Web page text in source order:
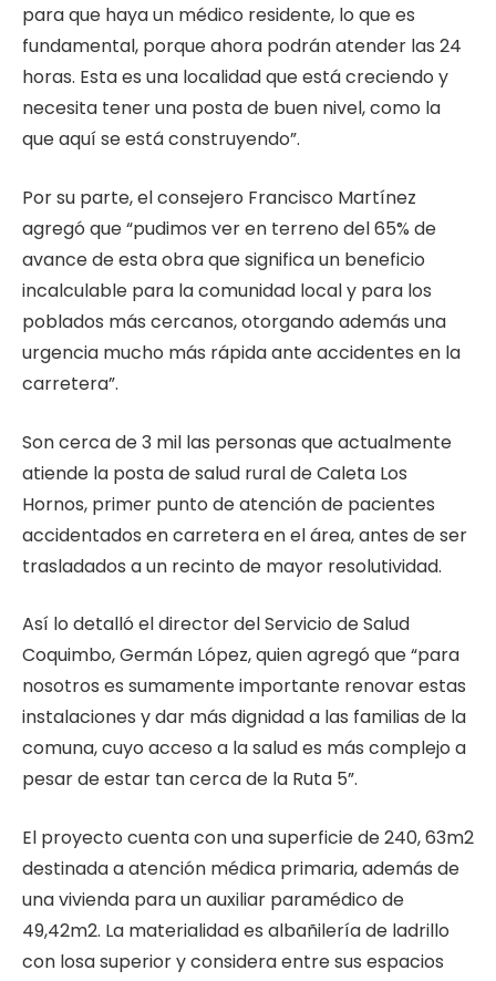
para que haya un médico residente, lo que es
fundamental, porque ahora podrán atender las 24
horas. Esta es una localidad que está creciendo y
necesita tener una posta de buen nivel, como la
que aquí se está construyendo”.
Por su parte, el consejero Francisco Martínez
agregó que “pudimos ver en terreno del 65% de
avance de esta obra que significa un beneficio
incalculable para la comunidad local y para los
poblados más cercanos, otorgando además una
urgencia mucho más rápida ante accidentes en la
carretera”.
Son cerca de 3 mil las personas que actualmente
atiende la posta de salud rural de Caleta Los
Hornos, primer punto de atención de pacientes
accidentados en carretera en el área, antes de ser
trasladados a un recinto de mayor resolutividad.
Así lo detalló el director del Servicio de Salud
Coquimbo, Germán López, quien agregó que “para
nosotros es sumamente importante renovar estas
instalaciones y dar más dignidad a las familias de la
comuna, cuyo acceso a la salud es más complejo a
pesar de estar tan cerca de la Ruta 5”.
El proyecto cuenta con una superficie de 240, 63m2
destinada a atención médica primaria, además de
una vivienda para un auxiliar paramédico de
49,42m2. La materialidad es albañilería de ladrillo
con losa superior y considera entre sus espacios